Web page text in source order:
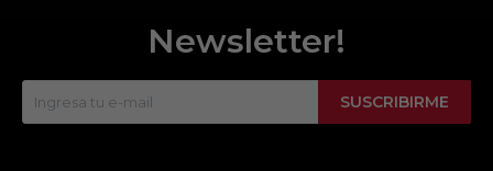
Newsletter!
SUSCRIBIRME